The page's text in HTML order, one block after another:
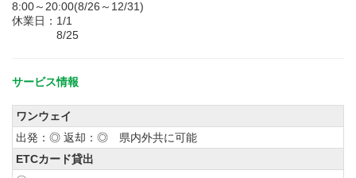
8:00～20:00(8/26～12/31)
休業日：1/1
8/25
サービス情報
ワンウェイ
出発：◎ 返却：◎ 県内外共に可能
ETCカード貸出